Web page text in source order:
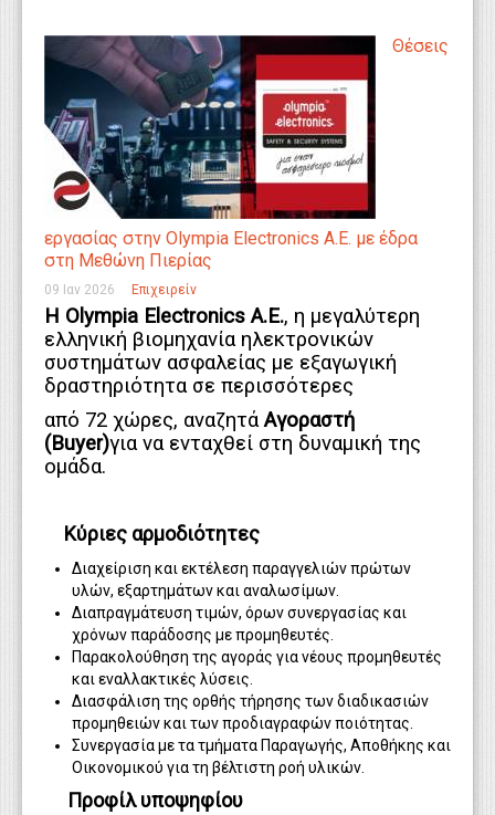
Θέσεις
εργασίας στην Olympia Electronics A.E. με έδρα
στη Μεθώνη Πιερίας
09 Ιαν 2026 Επιχειρείν
Η Olympia Electronics A.E., η μεγαλύτερη
ελληνική βιομηχανία ηλεκτρονικών
συστημάτων ασφαλείας με εξαγωγική
δραστηριότητα σε περισσότερες
από 72 χώρες, αναζητάΑγοραστή
(Buyer)για να ενταχθεί στη δυναμική της
ομάδα.
Κύριες αρμοδιότητες
Διαχείριση και εκτέλεση παραγγελιών πρώτων
υλών, εξαρτημάτων και αναλωσίμων.
Διαπραγμάτευση τιμών, όρων συνεργασίας και
χρόνων παράδοσης με προμηθευτές.
Παρακολούθηση της αγοράς για νέους προμηθευτές
και εναλλακτικές λύσεις.
Διασφάλιση της ορθής τήρησης των διαδικασιών
προμηθειών και των προδιαγραφών ποιότητας.
Συνεργασία με τα τμήματα Παραγωγής, Αποθήκης και
Οικονομικού για τη βέλτιστη ροή υλικών.
Προφίλ υποψηφίου